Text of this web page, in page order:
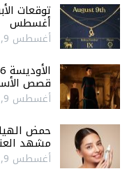
أغسطس
أغسطس 9, 2026
قصص
أغسطس 9, 2026
حمض
مشهد
أغسطس 9, 2026